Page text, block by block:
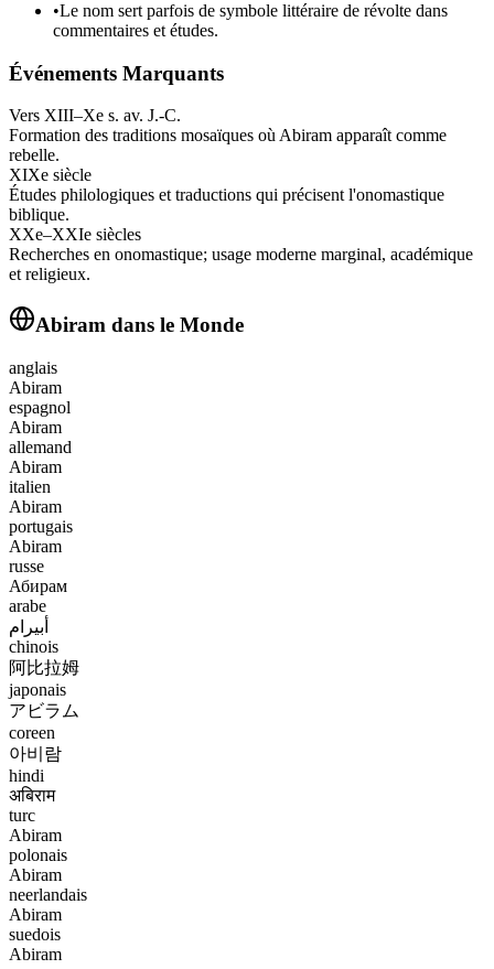
•Le nom sert parfois de symbole littéraire de révolte dans
commentaires et études.
Événements Marquants
Vers XIII–Xe s. av. J.-C.
Formation des traditions mosaïques où Abiram apparaît comme
rebelle.
XIXe siècle
Études philologiques et traductions qui précisent l'onomastique
biblique.
XXe–XXIe siècles
Recherches en onomastique; usage moderne marginal, académique
et religieux.
Abiram dans le Monde
anglais
Abiram
espagnol
Abiram
allemand
Abiram
italien
Abiram
portugais
Abiram
russe
Абирам
arabe
أبيرام
chinois
阿比拉姆
japonais
アビラム
coreen
아비람
hindi
अबिराम
turc
Abiram
polonais
Abiram
neerlandais
Abiram
suedois
Abiram